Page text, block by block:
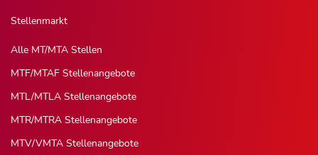
Stellenmarkt
Alle MT/MTA Stellen
MTF/MTAF Stellenangebote
MTL/MTLA Stellenangebote
MTR/MTRA Stellenangebote
MTV/VMTA Stellenangebote